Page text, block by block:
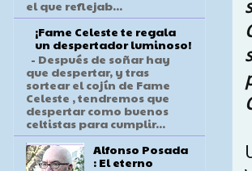
el que reflejab...
¡Fame Celeste te regala
un despertador luminoso!
- Después de soñar hay
que despertar, y tras
sortear el cojín de Fame
Celeste , tendremos que
despertar como buenos
celtistas para cumplir...
Alfonso Posada
: El eterno